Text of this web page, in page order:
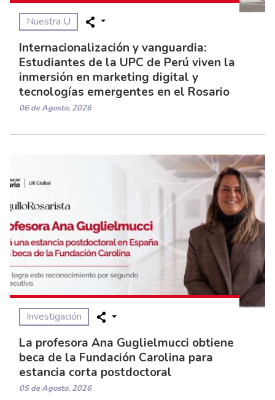
Nuestra U
Internacionalización y vanguardia:
Estudiantes de la UPC de Perú viven la
inmersión en marketing digital y
tecnologías emergentes en el Rosario
06 de Agosto, 2026
Investigación
La profesora Ana Guglielmucci obtiene
beca de la Fundación Carolina para
estancia corta postdoctoral
05 de Agosto, 2026